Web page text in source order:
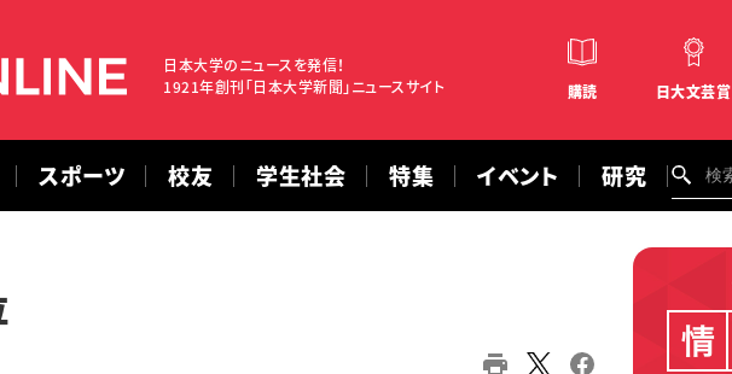
日本大学のニュースを発信！
1921年創刊「日本大学新聞」ニュースサイト
購読 日大文芸賞
スポーツ 校友 学生社会 特集 イベント 研究